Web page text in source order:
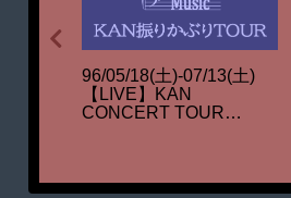
96/05/18(土)-07/13(土)
【LIVE】KAN
CONCERT TOUR
DICIOTTO MAGGIO AL